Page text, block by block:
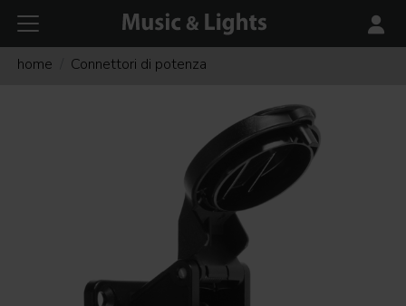
home Connettori di potenza